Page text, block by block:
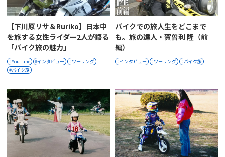
【下川原リサ＆Ruriko】日本中
を旅する女性ライダー2人が語る
「バイク旅の魅力」
YouTube インタビュー
ツーリング
バイク旅
バイクでの旅人生をどこまで
も。旅の達人・賀曽利 隆（前
編）
インタビュー ツーリング バイク旅